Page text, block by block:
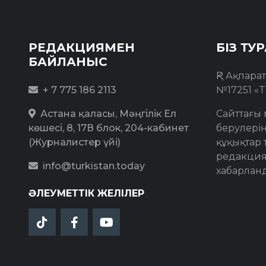
РЕДАКЦИЯМЕН
БАЙЛАНЫС
+ 7 775 186 2113
Астана қаласы, Мәңгілік Ел
көшесі, 8, 17В блок, 204-кабинет
(Журналистер үйі)
info@turkistan.today
ӘЛЕУМЕТТІК ЖЕЛІЛЕР
БІЗ
ҚР
№17251
Сайттағы
құқықтар